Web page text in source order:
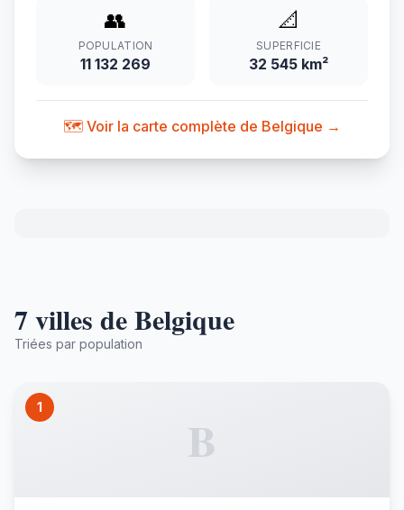
👥
POPULATION
11 132 269
📐
SUPERFICIE
32 545 km²
🗺️ Voir la carte complète de Belgique →
7 villes de Belgique
Triées par population
1
B